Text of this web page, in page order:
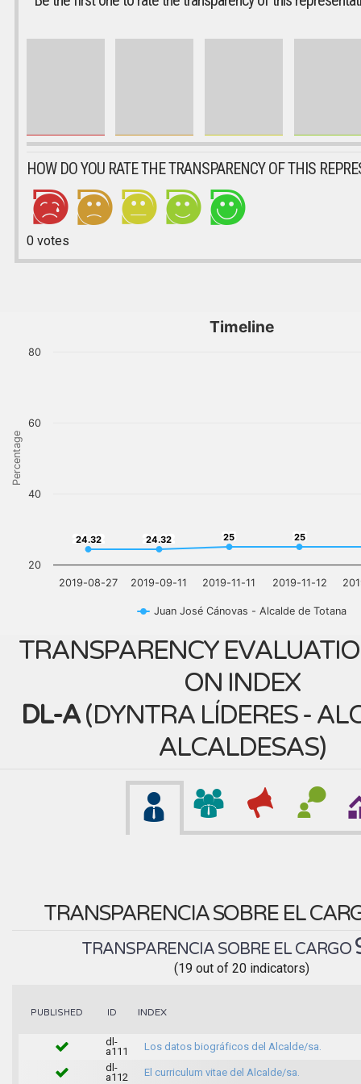
HOW DO YOU RATE THE TRANSPARENCY OF THIS
0votes
Percentage
Timeline
24.32
24.32 24.32
24.32 25
25 25
25
Juan José Cánovas - Alcalde de Totana
2019-08-27 2019-09-11 2019-11-11 2019-11-12
20
40
60
80
TRANSPARENCY
ON INDEX
DL-A(DYNTRA LÍDERES -
ALCALDESAS)
TRANSPARENCIA SOBRE EL
TRANSPARENCIA SOBRE EL CARGO
(19 out of 20 indicators)
PUBLISHED ID INDEX
dl-
a111
Los datos biográficos del Alcalde/sa.
dl-
a112
El curriculum vitae del Alcalde/sa.